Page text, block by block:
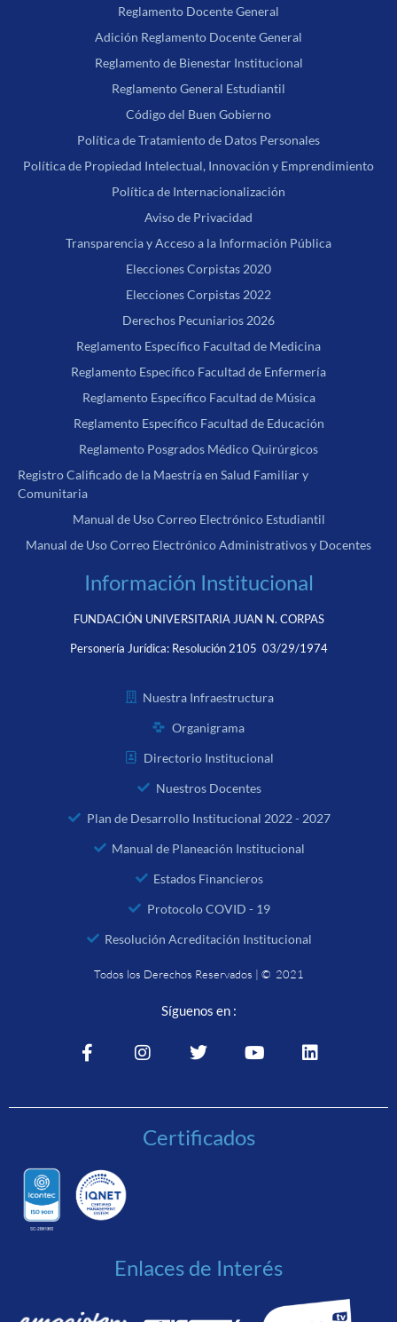
Reglamento Docente General
Adición Reglamento Docente General
Reglamento de Bienestar Institucional
Reglamento General Estudiantil
Código del Buen Gobierno
Política de Tratamiento de Datos Personales
Política de Propiedad Intelectual, Innovación y Emprendimiento
Política de Internacionalización
Aviso de Privacidad
Transparencia y Acceso a la Información Pública
Elecciones Corpistas 2020
Elecciones Corpistas 2022
Derechos Pecuniarios 2026
Reglamento Específico Facultad de Medicina
Reglamento Específico Facultad de Enfermería
Reglamento Específico Facultad de Música
Reglamento Específico Facultad de Educación
Reglamento Posgrados Médico Quirúrgicos
Registro Calificado de la Maestría en Salud Familiar y
Comunitaria
Manual de Uso Correo Electrónico Estudiantil
Manual de Uso Correo Electrónico Administrativos y Docentes
Información Institucional
FUNDACIÓN UNIVERSITARIA JUAN N. CORPAS
Personería Jurídica: Resolución 2105 03/29/1974
Nuestra Infraestructura
Organigrama
Directorio Institucional
Nuestros Docentes
Plan de Desarrollo Institucional 2022 - 2027
Manual de Planeación Institucional
Estados Financieros
Protocolo COVID - 19
Resolución Acreditación Institucional
Todos los Derechos Reservados | © 2021
Síguenos en :
Certificados
Enlaces de Interés